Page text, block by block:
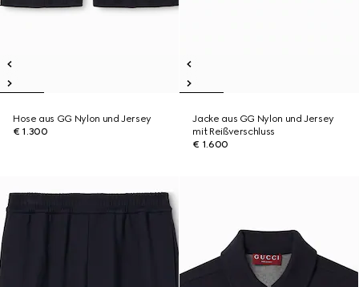
Hose aus GG Nylon und Jersey
€ 1.300
Jacke aus GG Nylon und Jersey
mit Reißverschluss
€ 1.600